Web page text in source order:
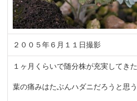
２００５年６月１１日撮影
１ヶ月くらいで随分株が充実してきた
葉の痛みはたぶんハダニだろうと思う